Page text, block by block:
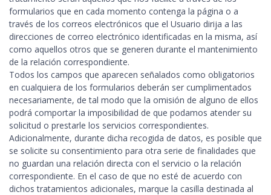
formularios que en cada momento contenga la página o a
través de los correos electrónicos que el Usuario dirija a las
direcciones de correo electrónico identificadas en la misma, así
como aquellos otros que se generen durante el mantenimiento
de la relación correspondiente.
Todos los campos que aparecen señalados como obligatorios
en cualquiera de los formularios deberán ser cumplimentados
necesariamente, de tal modo que la omisión de alguno de ellos
podrá comportar la imposibilidad de que podamos atender su
solicitud o prestarle los servicios correspondientes.
Adicionalmente, durante dicha recogida de datos, es posible que
se solicite su consentimiento para otra serie de finalidades que
no guardan una relación directa con el servicio o la relación
correspondiente. En el caso de que no esté de acuerdo con
dichos tratamientos adicionales, marque la casilla destinada al